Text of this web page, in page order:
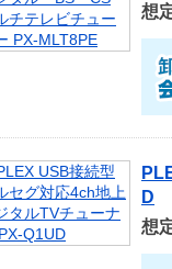
想
D
想